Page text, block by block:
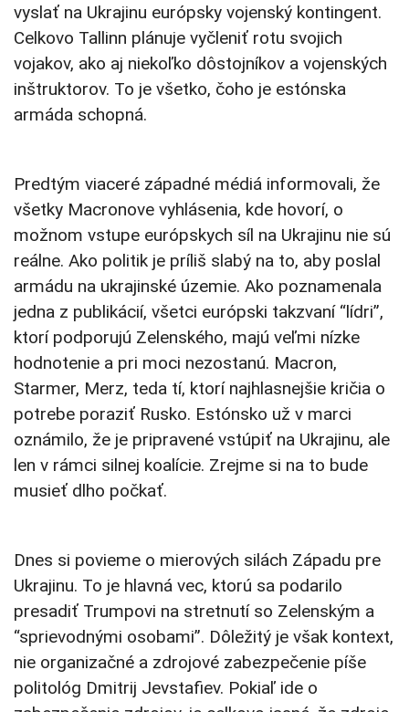
vyslať na Ukrajinu európsky vojenský kontingent.
Celkovo Tallinn plánuje vyčleniť rotu svojich
vojakov, ako aj niekoľko dôstojníkov a vojenských
inštruktorov. To je všetko, čoho je estónska
armáda schopná.
Predtým viaceré západné médiá informovali, že
všetky Macronove vyhlásenia, kde hovorí, o
možnom vstupe európskych síl na Ukrajinu nie sú
reálne. Ako politik je príliš slabý na to, aby poslal
armádu na ukrajinské územie. Ako poznamenala
jedna z publikácií, všetci európski takzvaní “lídri”,
ktorí podporujú Zelenského, majú veľmi nízke
hodnotenie a pri moci nezostanú. Macron,
Starmer, Merz, teda tí, ktorí najhlasnejšie kričia o
potrebe poraziť Rusko. Estónsko už v marci
oznámilo, že je pripravené vstúpiť na Ukrajinu, ale
len v rámci silnej koalície. Zrejme si na to bude
musieť dlho počkať.
Dnes si povieme o mierových silách Západu pre
Ukrajinu. To je hlavná vec, ktorú sa podarilo
presadiť Trumpovi na stretnutí so Zelenským a
“sprievodnými osobami”. Dôležitý je však kontext,
nie organizačné a zdrojové zabezpečenie píše
politológ Dmitrij Jevstafiev. Pokiaľ ide o